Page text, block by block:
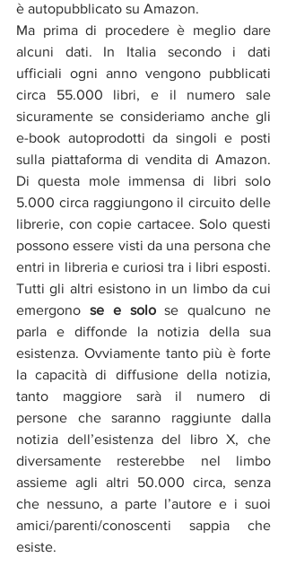
è autopubblicato su Amazon.
Ma prima di procedere è meglio dare
alcuni dati. In Italia secondo i dati
ufficiali ogni anno vengono pubblicati
circa 55.000 libri, e il numero sale
sicuramente se consideriamo anche gli
e-book autoprodotti da singoli e posti
sulla piattaforma di vendita di Amazon.
Di questa mole immensa di libri solo
5.000 circa raggiungono il circuito delle
librerie, con copie cartacee. Solo questi
possono essere visti da una persona che
entri in libreria e curiosi tra i libri esposti.
Tutti gli altri esistono in un limbo da cui
emergono se e solo se qualcuno ne
parla e diffonde la notizia della sua
esistenza. Ovviamente tanto più è forte
la capacità di diffusione della notizia,
tanto maggiore sarà il numero di
persone che saranno raggiunte dalla
notizia dell’esistenza del libro X, che
diversamente resterebbe nel limbo
assieme agli altri 50.000 circa, senza
che nessuno, a parte l’autore e i suoi
amici/parenti/conoscenti sappia che
esiste.